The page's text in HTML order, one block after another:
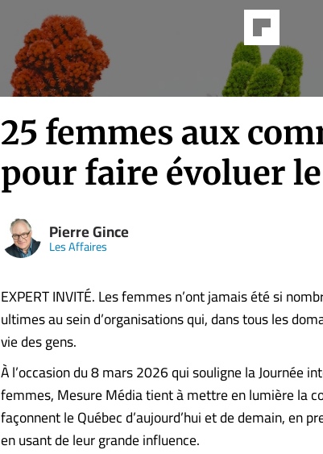
25 femmes aux
pour faire évoluer
Pierre Gince
Les Affaires
EXPERT INVITÉ. Les femmes n’ont jamais été si
ultimes au sein d’organisations qui, dans tous les
vie des gens.
À l’occasion du 8 mars 2026 qui souligne la Journée
femmes, Mesure Média tient à mettre en lumière la
façonnent le Québec d’aujourd’hui et de demain, en
en usant de leur grande influence.